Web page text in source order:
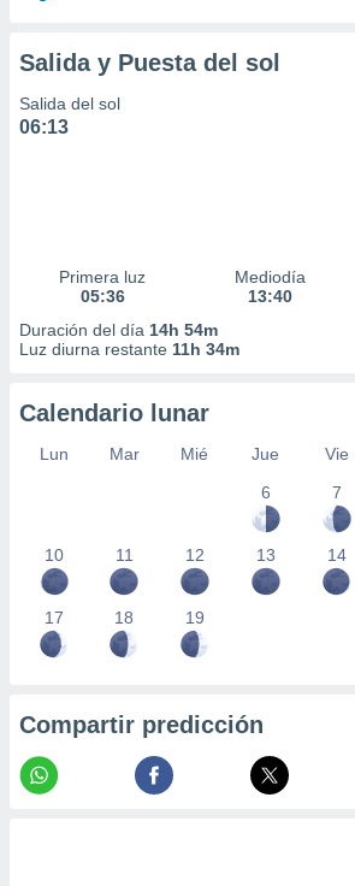
Salida y Puesta del sol
Salida del sol
06:13
Primera luz
05:36
Mediodía
13:40
Duración del día 14h 54m
Luz diurna restante 11h 34m
Calendario lunar
Lun Mar Mié Jue Vie
6
7
10 11 12 13 14
17 18 19
Compartir predicción